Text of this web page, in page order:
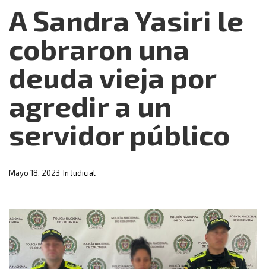
A Sandra Yasiri le
cobraron una
deuda vieja por
agredir a un
servidor público
In Judicial
Mayo 18, 2023